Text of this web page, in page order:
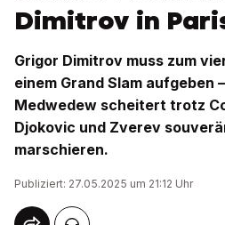
Dimitrov in
Grigor Dimitrov muss zum
einem Grand Slam aufgeben
Medwedew scheitert trotz
Djokovic und Zverev
marschieren.
Publiziert: 27.05.2025 um 21:12 Uhr